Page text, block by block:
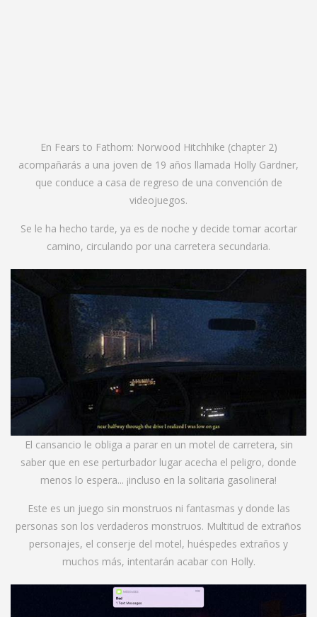
En Fears to Fathom: Norwood Hitchhike (chapter 2)
acompañarás a una joven de 19 años llamada Holly Gardner,
que conduce a casa de regreso de una convención de
videojuegos.
Se le ha hecho tarde, ya es de noche y decide tomar acortar
camino, circulando por una carretera secundaria.
El cansancio le obliga a parar en un motel de carretera, sin
saber que en ese perturbador lugar acecha el peligro, donde
menos lo espera... ¡incluso en la solitaria gasolinera!
Este es un juego sin monstruos ni fantasmas y donde las
personas son los verdaderos monstruos. Multitud de extraños
personajes, el conserje del motel, huéspedes extraños y
muchos más, intentarán acabar con Holly.